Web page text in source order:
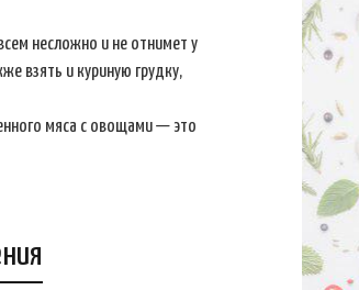
несложно и не отнимет у
взять и куриную грудку,
мяса с овощами — это